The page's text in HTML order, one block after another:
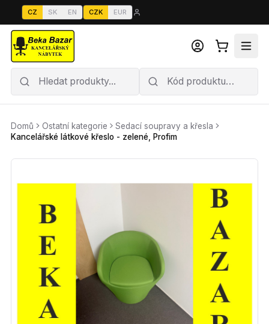
CZ SK EN CZK EUR
Domů Ostatní kategorie
Sedací soupravy a křesla
Kancelářské látkové křeslo - zelené, Profim